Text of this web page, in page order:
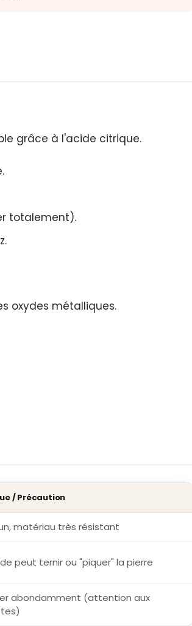
grâce à l'acide citrique.
totalement).
oxydes métalliques.
/ Précaution
matériau très résistant
peut ternir ou "piquer" la pierre
abondamment (attention aux